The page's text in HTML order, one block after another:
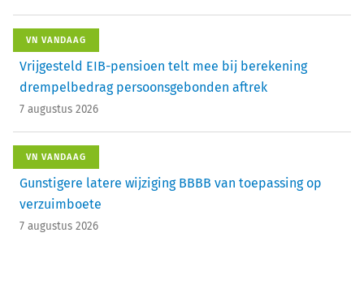
VN VANDAAG
Vrijgesteld EIB-pensioen telt mee bij berekening
drempelbedrag persoonsgebonden aftrek
7 augustus 2026
VN VANDAAG
Gunstigere latere wijziging BBBB van toepassing op
verzuimboete
7 augustus 2026